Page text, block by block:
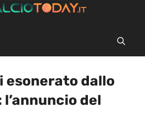
esonerato dallo
l’annuncio del